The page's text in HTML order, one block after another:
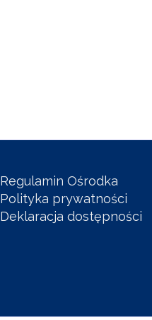
Regulamin Ośrodka
Polityka prywatności
Deklaracja dostępności